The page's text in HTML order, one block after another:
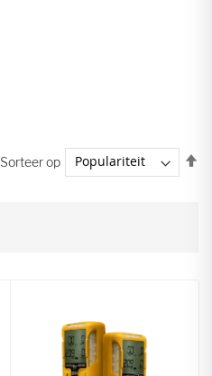
Sorteer op